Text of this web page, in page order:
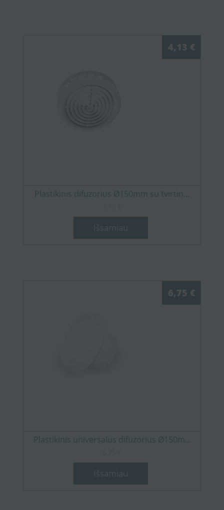
4,13 €
Plastikinis difuzorius Ø150mm su tvirtin...
Išsamiau
6,75 €
Plastikinis universalus difuzorius Ø150m...
Išsamiau